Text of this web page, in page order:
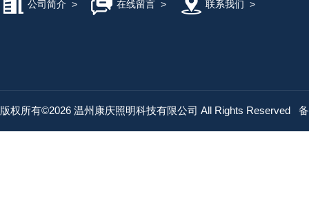
公司简介 > 在线留言> 联系我们 >
版权所有©2026 温州康庆照明科技有限公司 All Rights Reserved